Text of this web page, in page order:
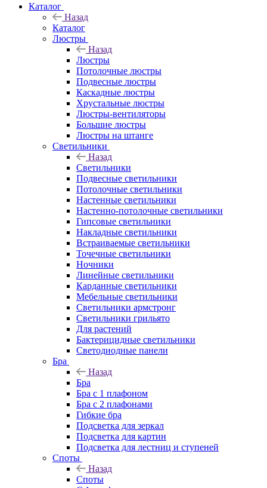
Каталог
Назад
Каталог
Люстры
Назад
Люстры
Потолочные люстры
Подвесные люстры
Каскадные люстры
Хрустальные люстры
Люстры-вентиляторы
Большие люстры
Люстры на штанге
Светильники
Назад
Светильники
Подвесные светильники
Потолочные светильники
Настенные светильники
Настенно-потолочные светильники
Гипсовые светильники
Накладные светильники
Встраиваемые светильники
Точечные светильники
Ночники
Линейные светильники
Карданные светильники
Мебельные светильники
Светильники армстронг
Светильники грильято
Для растений
Бактерицидные светильники
Светодиодные панели
Бра
Назад
Бра
Бра с 1 плафоном
Бра с 2 плафонами
Гибкие бра
Подсветка для зеркал
Подсветка для картин
Подсветка для лестниц и ступеней
Споты
Назад
Споты